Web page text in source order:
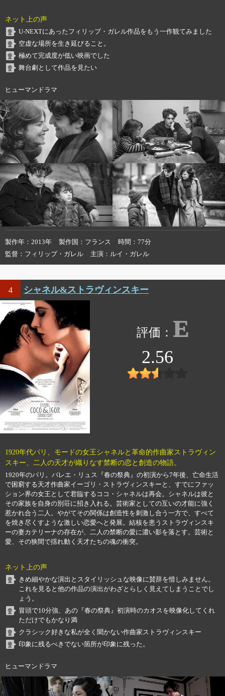
ネット上の声
U-NEXTにあったフィリップ・ガレル作品をもう一作観てみました
空虚な場所を生き延びること。
極めて完成度が低い映画でした
舞台劇として作品を見たい
ヒューマンドラマ
製作年 2013年 製作国 フランス 時間
77分
監督
フィリップ・ガレル 主演 ルイ・ガレル
4 シャネル&ストラヴィンスキー
E
2.56
1920年代パリ、モードの女王シャネルと革命的作曲家ストラヴィン
スキー、二人の天才が織りなす禁断の恋と創造の物語。
1920年のパリ。バレエ・リュス『春の祭典』の初演から7年後、亡命生活
で困窮する天才作曲家イーゴリ・ストラヴィンスキーと、すでにファッ
ション界の女王として君臨するココ・シャネルは再会。シャネルは彼と
その家族を自身の別荘に招き入れる。芸術家としての互いの才能に強く
惹かれ合う二人。やがてその関係は創造性を刺激し合う一方で、すべて
を焼き尽くすような激しい恋愛へと発展。結核を患うストラヴィンスキ
ーの妻カテリーナの存在が、二人の禁断の愛に濃い影を落とす。芸術と
愛、その狭間で揺れ動く天才たちの魂の衝突。
ネット上の声
きめ細やかな演出とスタイリッシュな映像に賛辞を惜しみません。
これを見ると他の作品の演出がわざとらしく見えてしまうことでし
ょう。
冒頭で10分強、あの『春の祭典』初演時のカオスを映像化してくれ
ただけでもかなり満
クラシック好きな私が全く聞かない作曲家ストラヴィンスキー
印象に残るべきでない箇所が印象に残った。
ヒューマンドラマ